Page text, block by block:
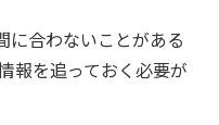
に合わないことがある
報を追っておく必要が